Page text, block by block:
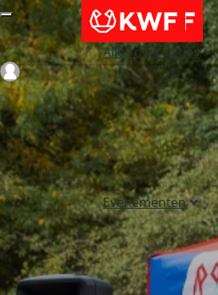
Alles over acties
Evenementen
Login